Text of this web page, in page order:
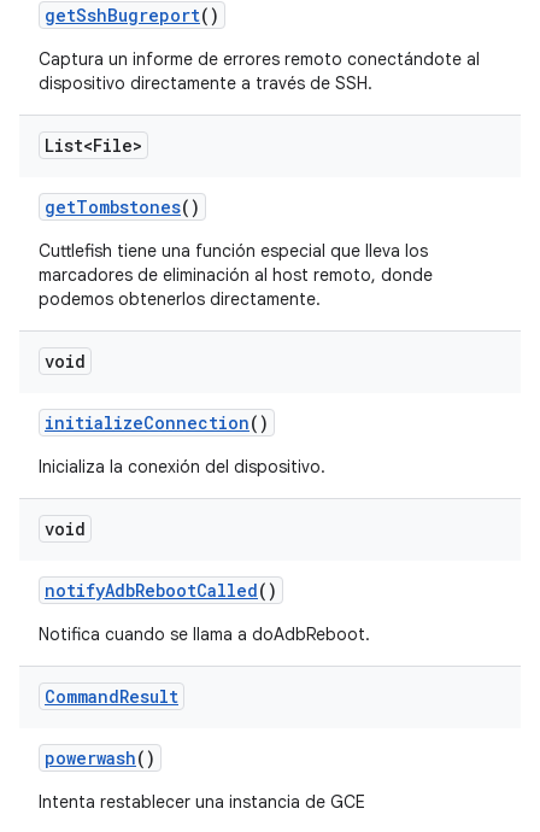
getSshBugreport()
Captura un informe de errores remoto conectándote al
dispositivo directamente a través de SSH.
List<File>
getTombstones()
Cuttlefish tiene una función especial que lleva los
marcadores de eliminación al host remoto, donde
podemos obtenerlos directamente.
void
initializeConnection()
Inicializa la conexión del dispositivo.
void
notifyAdbRebootCalled()
Notifica cuando se llama a doAdbReboot.
CommandResult
powerwash()
Intenta restablecer una instancia de GCE